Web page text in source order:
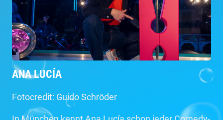
ANA LUCÍA
Fotocredit: Guido Schröder